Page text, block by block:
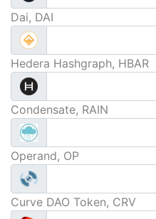
Dai, DAI
Hedera Hashgraph, HBAR
Condensate, RAIN
Operand, OP
Curve DAO Token, CRV